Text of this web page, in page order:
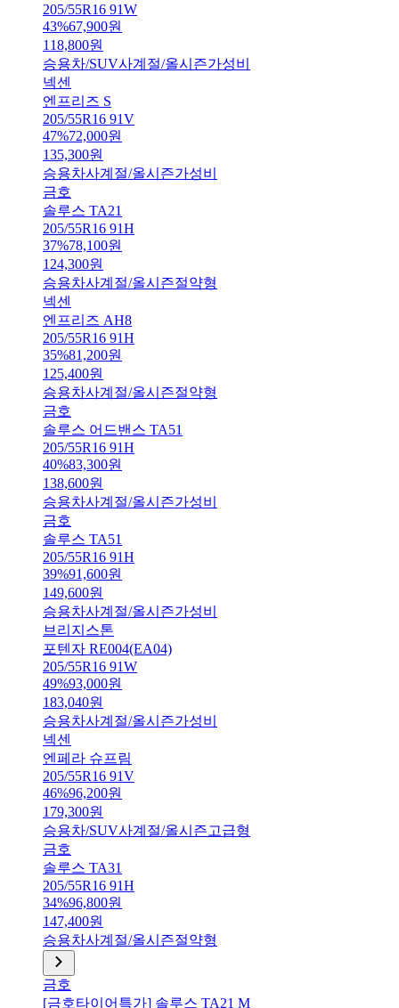
205/55R16 91W
43%67,900원
118,800원
승용차/SUV사계절/올시즌가성비
넥센
엔프리즈 S
205/55R16 91V
47%72,000원
135,300원
승용차사계절/올시즌가성비
금호
솔루스 TA21
205/55R16 91H
37%78,100원
124,300원
승용차사계절/올시즌절약형
넥센
엔프리즈 AH8
205/55R16 91H
35%81,200원
125,400원
승용차사계절/올시즌절약형
금호
솔루스 어드밴스 TA51
205/55R16 91H
40%83,300원
138,600원
승용차사계절/올시즌가성비
금호
솔루스 TA51
205/55R16 91H
39%91,600원
149,600원
승용차사계절/올시즌가성비
브리지스톤
포텐자 RE004(EA04)
205/55R16 91W
49%93,000원
183,040원
승용차사계절/올시즌가성비
넥센
엔페라 슈프림
205/55R16 91V
46%96,200원
179,300원
승용차/SUV사계절/올시즌고급형
금호
솔루스 TA31
205/55R16 91H
34%96,800원
147,400원
승용차사계절/올시즌절약형
금호
[금호타이어특가] 솔루스 TA21 M